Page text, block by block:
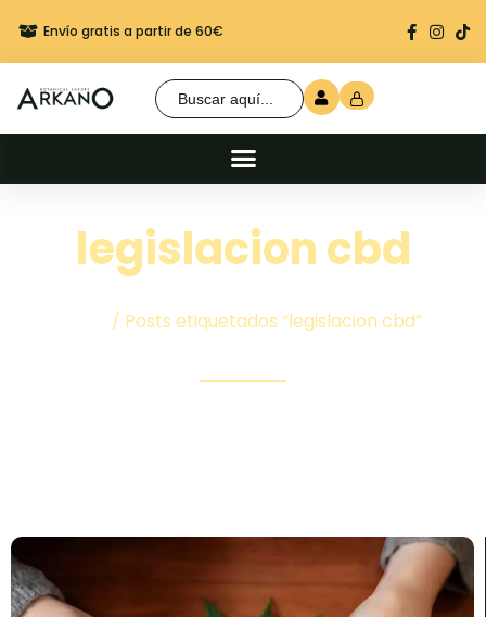
Envío gratis a partir de 60€ Regalo seguro en cada
Buscar:
legislacion cbd
/ Posts etiquetados “legislacion cbd”